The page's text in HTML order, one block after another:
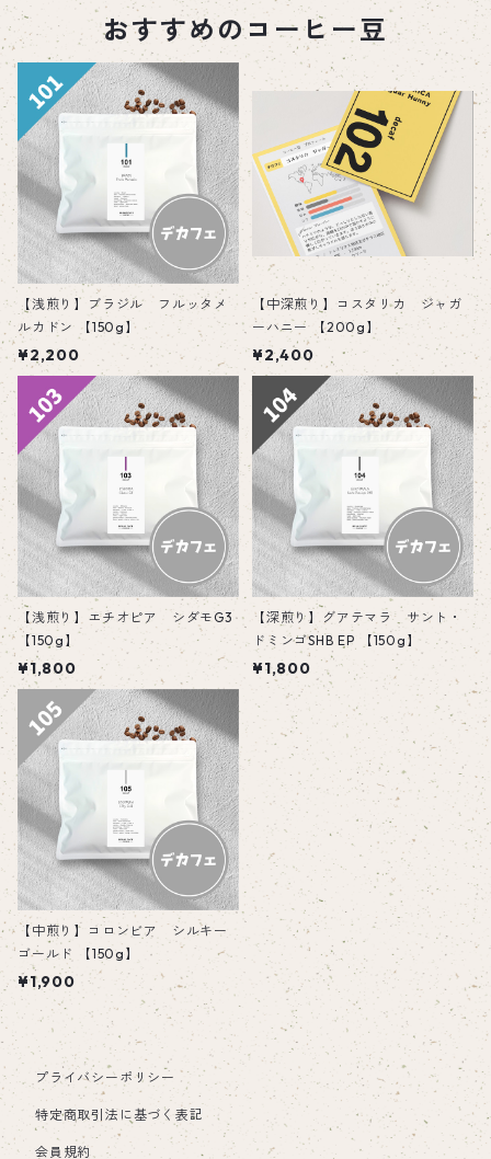
おすすめのコーヒー豆
【浅煎り】ブラジル フルッタメ
ルカドン 【150g】
¥2,200
【中深煎り】コスタリカ ジャガ
ーハニー 【200g】
¥2,400
【浅煎り】エチオピア シダモG3
【150g】
¥1,800
【深煎り】グアテマラ サント・
ドミンゴSHB EP 【150g】
¥1,800
【中煎り】コロンビア シルキー
ゴールド 【150g】
¥1,900
プライバシーポリシー
特定商取引法に基づく表記
会員規約